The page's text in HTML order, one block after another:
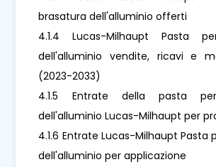
brasatura dell'alluminio offerti
4.1.4 Lucas-Milhaupt Pasta
dell'alluminio vendite, ricavi e
(2023-2033)
4.1.5 Entrate della pasta
dell'alluminio Lucas-Milhaupt per
4.1.6 Entrate Lucas-Milhaupt Pasta
dell'alluminio per applicazione